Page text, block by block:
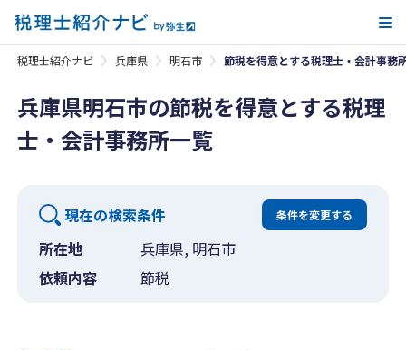
税理士紹介ナビ 兵庫県 明石市 節税を得意とする税理士・会計事務
兵庫県明石市の節税を得意とする税理
士・会計事務所一覧
現在の検索条件 条件を変更する
所在地
兵庫県, 明石市
依頼内容
節税